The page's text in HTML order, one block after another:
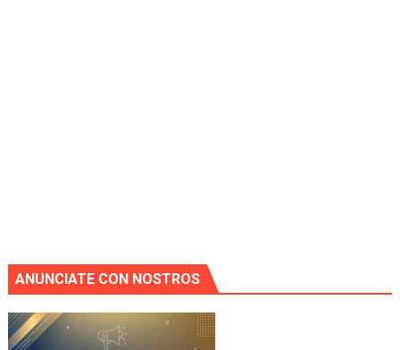
ANUNCIATE CON NOSTROS